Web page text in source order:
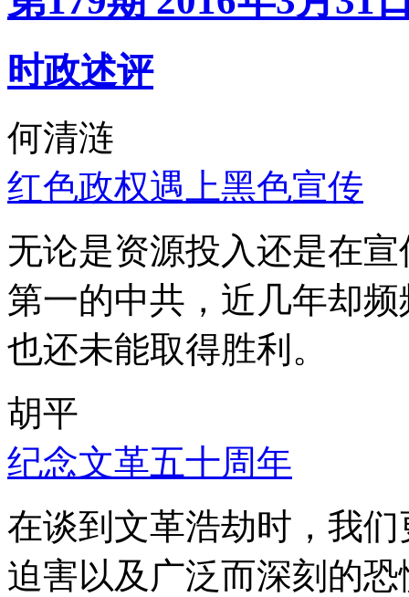
时政述评
何清涟
红色政权遇上黑色宣传
无论是资源投入还是在
第一的中共，近几年却
也还未能取得胜利。
胡平
纪念文革五十周年
在谈到文革浩劫时，我
迫害以及广泛而深刻的